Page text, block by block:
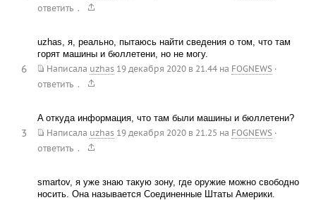
ответить .
uzhas, я, реально, пытаюсь найти сведения о том, что там
горят машины и бюллетени, но не могу.
Написала uzhas 19 декабря 2020 в 21.44на FOGNEWS ·
ответить .
6
A откуда информация, что там были машины и бюллетени?
Написала uzhas 19 декабря 2020 в 21.25 на FOGNEWS ·
ответить .
3
smartov, я уже знаю такую зону, где оружие можно свободно
носить. Она называется Соединенные Штаты Америки.